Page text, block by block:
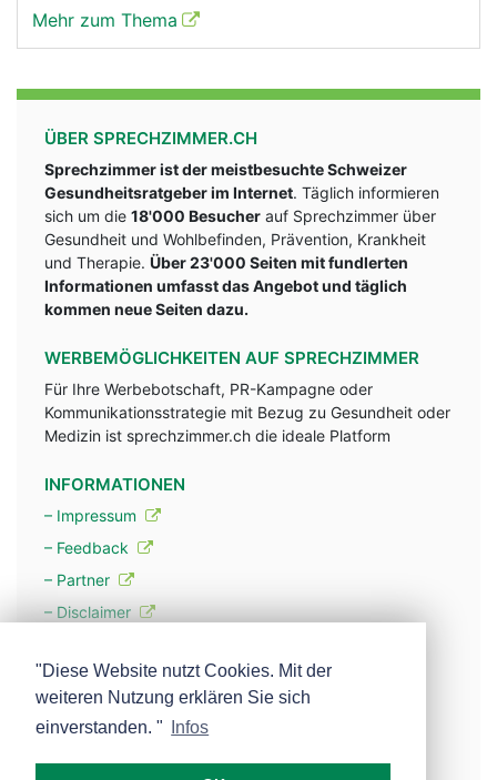
Mehr zum Thema
ÜBER SPRECHZIMMER.CH
Sprechzimmer ist der meistbesuchte Schweizer
Gesundheitsratgeber im Internet. Täglich informieren
sich um die 18'000 Besucher auf Sprechzimmer über
Gesundheit und Wohlbefinden, Prävention, Krankheit
und Therapie. Über 23'000 Seiten mit fundlerten
Informationen umfasst das Angebot und täglich
kommen neue Seiten dazu.
WERBEMÖGLICHKEITEN AUF SPRECHZIMMER
Für Ihre Werbebotschaft, PR-Kampagne oder
Kommunikationsstrategie mit Bezug zu Gesundheit oder
Medizin ist sprechzimmer.ch die ideale Platform
INFORMATIONEN
– Impressum
– Feedback
– Partner
– Disclaimer
– Werbung
– Mehr über unsere Experten
"Diese Website nutzt Cookies. Mit der
weiteren Nutzung erklären Sie sich
einverstanden. "
Infos